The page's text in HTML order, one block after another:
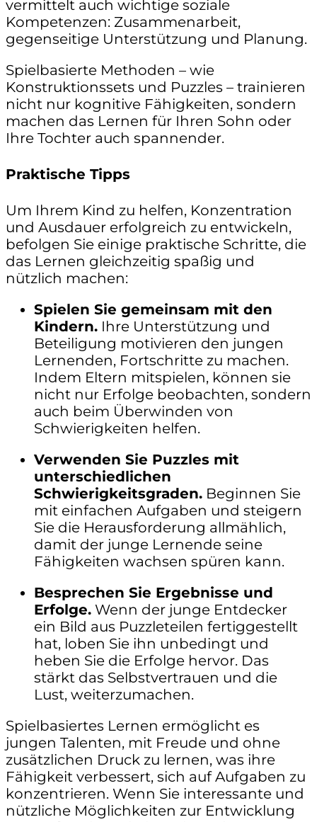
vermittelt auch wichtige soziale
Kompetenzen: Zusammenarbeit,
gegenseitige Unterstützung und Planung.
Spielbasierte Methoden – wie
Konstruktionssets und Puzzles – trainieren
nicht nur kognitive Fähigkeiten, sondern
machen das Lernen für Ihren Sohn oder
Ihre Tochter auch spannender.
Praktische Tipps
Um Ihrem Kind zu helfen, Konzentration
und Ausdauer erfolgreich zu entwickeln,
befolgen Sie einige praktische Schritte, die
das Lernen gleichzeitig spaßig und
nützlich machen:
Spielen Sie gemeinsam mit den
Kindern. Ihre Unterstützung und
Beteiligung motivieren den jungen
Lernenden, Fortschritte zu machen.
Indem Eltern mitspielen, können sie
nicht nur Erfolge beobachten, sondern
auch beim Überwinden von
Schwierigkeiten helfen.
Verwenden Sie Puzzles mit
unterschiedlichen
Schwierigkeitsgraden. Beginnen Sie
mit einfachen Aufgaben und steigern
Sie die Herausforderung allmählich,
damit der junge Lernende seine
Fähigkeiten wachsen spüren kann.
Besprechen Sie Ergebnisse und
Erfolge. Wenn der junge Entdecker
ein Bild aus Puzzleteilen fertiggestellt
hat, loben Sie ihn unbedingt und
heben Sie die Erfolge hervor. Das
stärkt das Selbstvertrauen und die
Lust, weiterzumachen.
Spielbasiertes Lernen ermöglicht es
jungen Talenten, mit Freude und ohne
zusätzlichen Druck zu lernen, was ihre
Fähigkeit verbessert, sich auf Aufgaben zu
konzentrieren. Wenn Sie interessante und
nützliche Möglichkeiten zur Entwicklung